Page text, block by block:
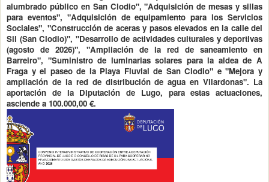
alumbrado público en San Clodio", "Adquisición de mesas y sillas
para eventos", "Adquisición de equipamiento para los Servicios
Sociales", "Construcción de aceras y pasos elevados en la calle del
Sil (San Clodio)", "Desarrollo de actividades culturales y deportivas
(agosto de 2026)", "Ampliación de la red de saneamiento en
Barreiro", "Suministro de luminarias solares para la aldea de A
Fraga y el paseo de la Playa Fluvial de San Clodio" e "Mejora y
ampliación de la red de distribución de agua en Vilardonas". La
aportación de la Diputación de Lugo, para estas actuaciones,
asciende a 100.000,00 €.